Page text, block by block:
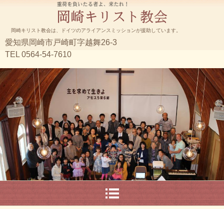
岡崎キリスト教会は、ドイツのアライアンスミッションが援助しています。
愛知県岡崎市戸崎町字越舞26-3
TEL 0564-54-7610